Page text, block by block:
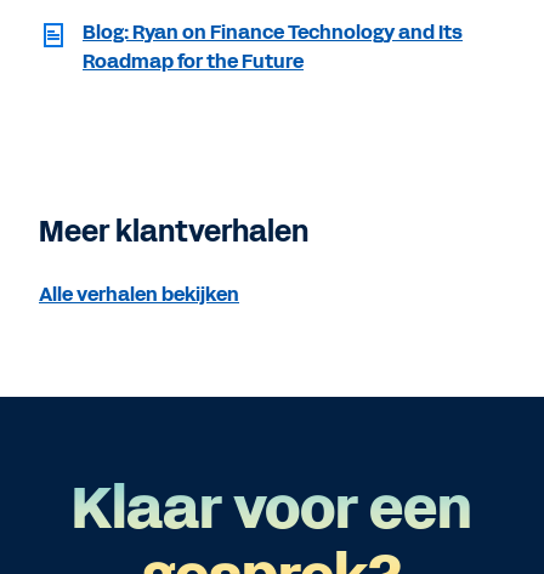
Blog: Ryan on Finance Technology and Its
Roadmap for the Future
Meer klantverhalen
Alle verhalen bekijken
Klaar voor een